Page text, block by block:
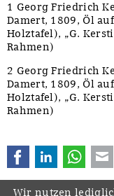
1 Georg Friedrich
Damert, 1809, Öl
Holztafel), „G.
Rahmen)
2 Georg Friedrich
Damert, 1809, Öl
Holztafel), „G.
Rahmen)
FacebookLinkedIn
Wir nutzen